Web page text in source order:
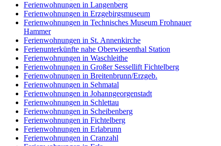
Ferienwohnungen in Langenberg
Ferienwohnungen in Erzgebirgsmuseum
Ferienwohnungen in Technisches Museum Frohnauer
Hammer
Ferienwohnungen in St. Annenkirche
Ferienunterkünfte nahe Oberwiesenthal Station
Ferienwohnungen in Waschleithe
Ferienwohnungen in Großer Sessellift Fichtelberg
Ferienwohnungen in Breitenbrunn/Erzgeb.
Ferienwohnungen in Sehmatal
Ferienwohnungen in Johanngeorgenstadt
Ferienwohnungen in Schlettau
Ferienwohnungen in Scheibenberg
Ferienwohnungen in Fichtelberg
Ferienwohnungen in Erlabrunn
Ferienwohnungen in Cranzahl